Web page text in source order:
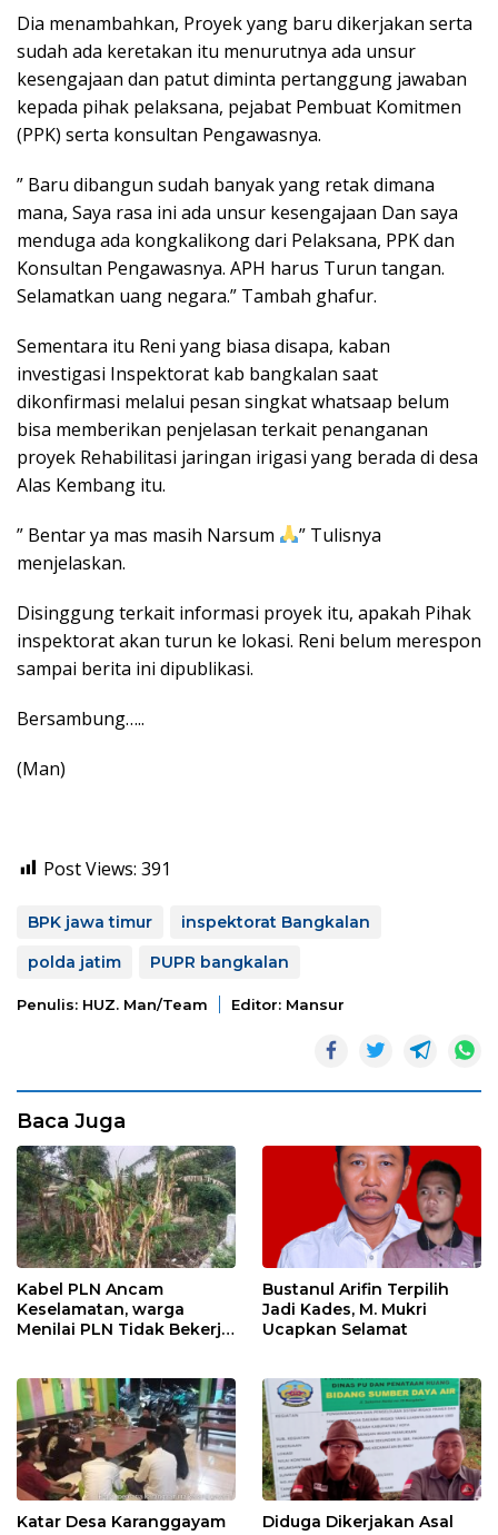
Dia menambahkan, Proyek yang baru dikerjakan serta
sudah ada keretakan itu menurutnya ada unsur
kesengajaan dan patut diminta pertanggung jawaban
kepada pihak pelaksana, pejabat Pembuat Komitmen
(PPK) serta konsultan Pengawasnya.
” Baru dibangun sudah banyak yang retak dimana
mana, Saya rasa ini ada unsur kesengajaan Dan saya
menduga ada kongkalikong dari Pelaksana, PPK dan
Konsultan Pengawasnya. APH harus Turun tangan.
Selamatkan uang negara.” Tambah ghafur.
Sementara itu Reni yang biasa disapa, kaban
investigasi Inspektorat kab bangkalan saat
dikonfirmasi melalui pesan singkat whatsaap belum
bisa memberikan penjelasan terkait penanganan
proyek Rehabilitasi jaringan irigasi yang berada di desa
Alas Kembang itu.
” Bentar ya mas masih Narsum
” Tulisnya
menjelaskan.
Disinggung terkait informasi proyek itu, apakah Pihak
inspektorat akan turun ke lokasi. Reni belum merespon
sampai berita ini dipublikasi.
Bersambung…..
(Man)
Post Views: 391
BPK jawa timur
inspektorat Bangkalan
polda jatim
PUPR bangkalan
Penulis: HUZ. Man/team Editor: Mansur
Baca Juga
Kabel PLN Ancam
Keselamatan, warga
Menilai PLN Tidak Bekerja
Bustanul Arifin Terpilih
Jadi Kades, M. Mukri
Ucapkan Selamat
Katar Desa Karanggayam
Diduga Dikerjakan Asal